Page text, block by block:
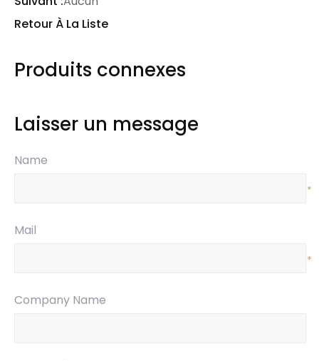
Retour À La Liste
Produits connexes
Laisser un message
Name
*
Mail
*
Company Name